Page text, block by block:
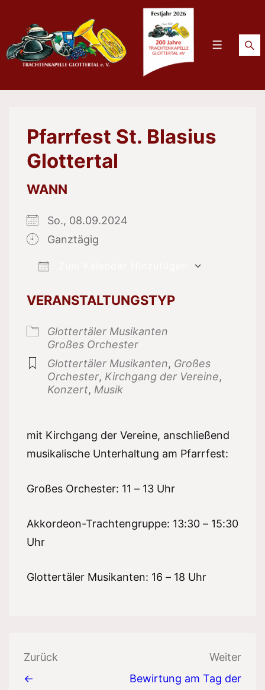
Inhalt
Menü
Pfarrfest St. Blasius
Glottertal
WANN
So., 08.09.2024
Ganztägig
VERANSTALTUNGSTYP
Glottertäler Musikanten
Großes Orchester
Glottertäler Musikanten, Großes
Orchester, Kirchgang der Vereine,
Konzert, Musik
mit Kirchgang der Vereine, anschließend
musikalische Unterhaltung am Pfarrfest:
Großes Orchester: 11 – 13 Uhr
Akkordeon-Trachtengruppe: 13:30 – 15:30
Uhr
Glottertäler Musikanten: 16 – 18 Uhr
Beitragsnavigation
Zurück
←
Weiter
Bewirtung am Tag der